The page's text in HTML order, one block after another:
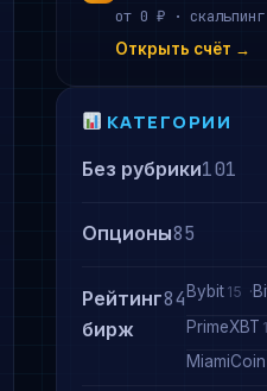
от 0 ₽ · скальпинг
Открыть счёт →
КАТЕГОРИИ
Без рубрики101
Опционы85
Рейтинг
бирж
84 Bybit 15
PrimeXBT
MiamiCoin